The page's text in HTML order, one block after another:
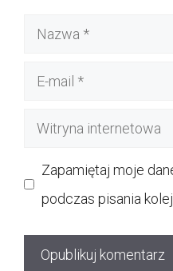
Nazwa
Witryna
Zapamiętaj moje
podczas pisania